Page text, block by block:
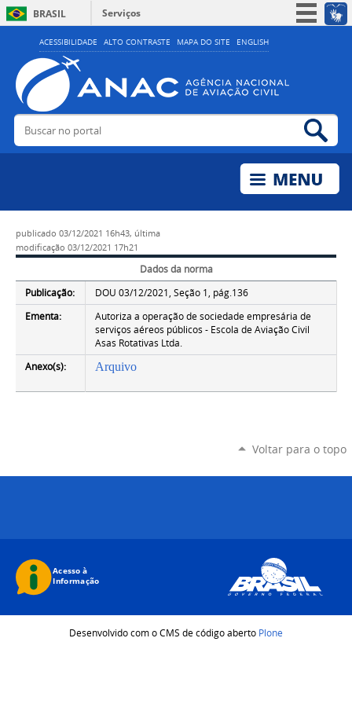
ACESSIBILIDADE ALTO CONTRASTE MAPA DO SITE ENGLISH
BRASIL
Serviços
Simplifique!
Acesso à informação
Legislação
Buscar no portal
publicado 03/12/2021 16h43, última
modificação 03/12/2021 17h21
Dados da norma
Publicação:
DOU 03/12/2021, Seção 1, pág.136
Ementa:
Autoriza a operação de sociedade empresária de
serviços aéreos públicos - Escola de Aviação Civil
Asas Rotativas Ltda.
Anexo(s):
Arquivo
Voltar para o topo
Desenvolvido com o CMS de código aberto Plone